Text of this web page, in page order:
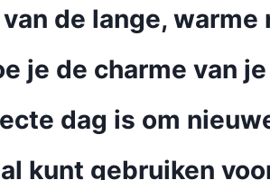
de lange, warme
je de charme van
dag is om
kunt gebruiken